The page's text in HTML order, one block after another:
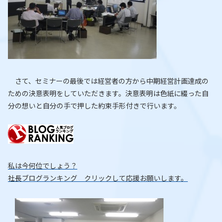
さて、セミナーの最後では経営者の方から中期経営計画達成の
ための決意表明をしていただきます。決意表明は色紙に綴った自
分の想いと自分の手で押した約束手形付きで行います。
私は今何位でしょう？
社長ブログランキング クリックして応援お願いします。